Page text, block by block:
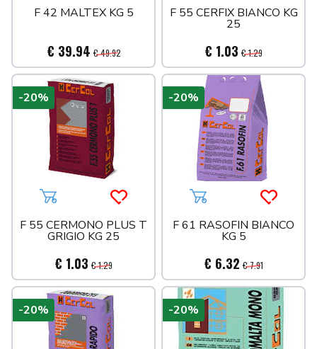
F 42 MALTEX KG 5
€ 39.94 € 49.92
F 55 CERFIX BIANCO KG
25
€ 1.03 € 1.29
Aggiungi al carrelloAcquista più tardi
F 55 CERMONO PLUS T
GRIGIO KG 25
€ 1.03 € 1.29
-20%
Aggiungi al carrello
F 61 RASOFIN BIANCO
KG 5
€ 6.32 € 7.91
-20%
-20% -20%